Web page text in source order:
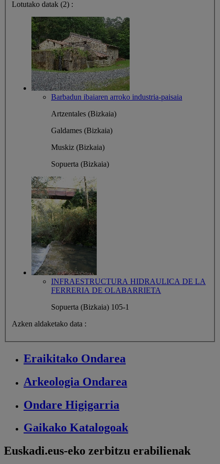
Lotutako datak (2) :
Barbadun ibaiaren arroko industria-paisaia
Artzentales (Bizkaia)
Galdames (Bizkaia)
Muskiz (Bizkaia)
Sopuerta (Bizkaia)
INFRAESTRUCTURA HIDRAULICA DE LA
FERRERIA DE OLABARRIETA
Sopuerta (Bizkaia) 105-1
Azken aldaketako data :
Eraikitako Ondarea
Arkeologia Ondarea
Ondare Higigarria
Gaikako Katalogoak
Euskadi.eus-eko zerbitzu erabilienak